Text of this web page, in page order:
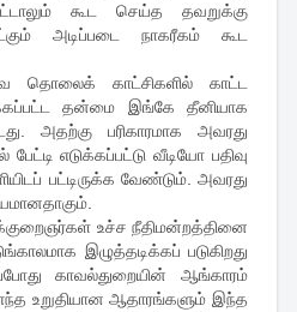
கூட செய்த தவறுக்கு
அடிப்படை நாகரீகம் கூட
தொலைக் காட்சிகளில் காட்ட
தன்மை இங்கே தீனியாக
அதற்கு பரிகாரமாக அவரது
பேட்டி எடுக்கப்பட்டு வீடியோ பதிவு
பட்டிருக்க வேண்டும். அவரது
உச்ச நீதிமன்றத்தினை
இழுத்தடிக்கப் படுகிறது
காவல்துறையின் ஆங்காரம்
எந்த உறுதியான ஆதாரங்களும் இந்த